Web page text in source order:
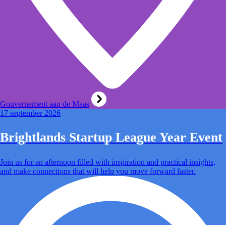
Gouvernement aan de Maas
17 september 2026
Brightlands Startup League Year Event
Join us for an afternoon filled with inspiration and practical insights,
and make connections that will help you move forward faster.